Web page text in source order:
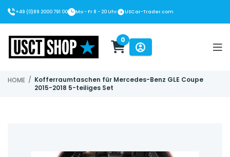
+49 (0)89 2000 791 00 Mo - Fr 8 - 20 Uhr USCar-Trader.com
0
HOME / Kofferraumtaschen für Mercedes-Benz GLE Coupe
2015-2018 5-teiliges Set